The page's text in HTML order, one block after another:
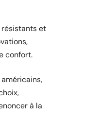
résistants et
confort.
à la